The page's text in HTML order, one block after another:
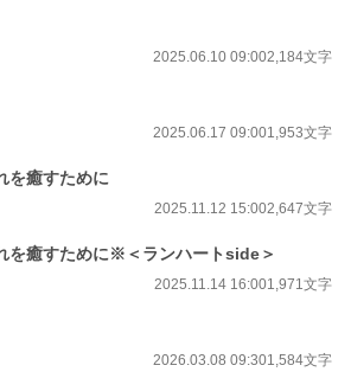
2025.06.10 09:002,184文字
2025.06.17 09:001,953文字
癒すために
2025.11.12 15:002,647文字
癒すために※＜ランハートside＞
2025.11.14 16:001,971文字
2026.03.08 09:301,584文字